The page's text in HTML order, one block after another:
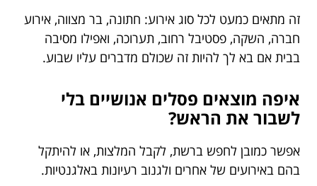
זה מתאים כמעט לכל סוג אירוע: חתונה, בר מצווה, אירוע
חברה, השקה, פסטיבל רחוב, תערוכה, ואפילו מסיבה
בבית אם בא לך להיות זה שכולם מדברים עליו שבוע.
איפה מוצאים פסלים אנושיים בלי
לשבור את הראש?
אפשר כמובן לחפש ברשת, לקבל המלצות, או להיתקל
בהם באירועים של אחרים ולגנוב רעיונות באלגנטיות.